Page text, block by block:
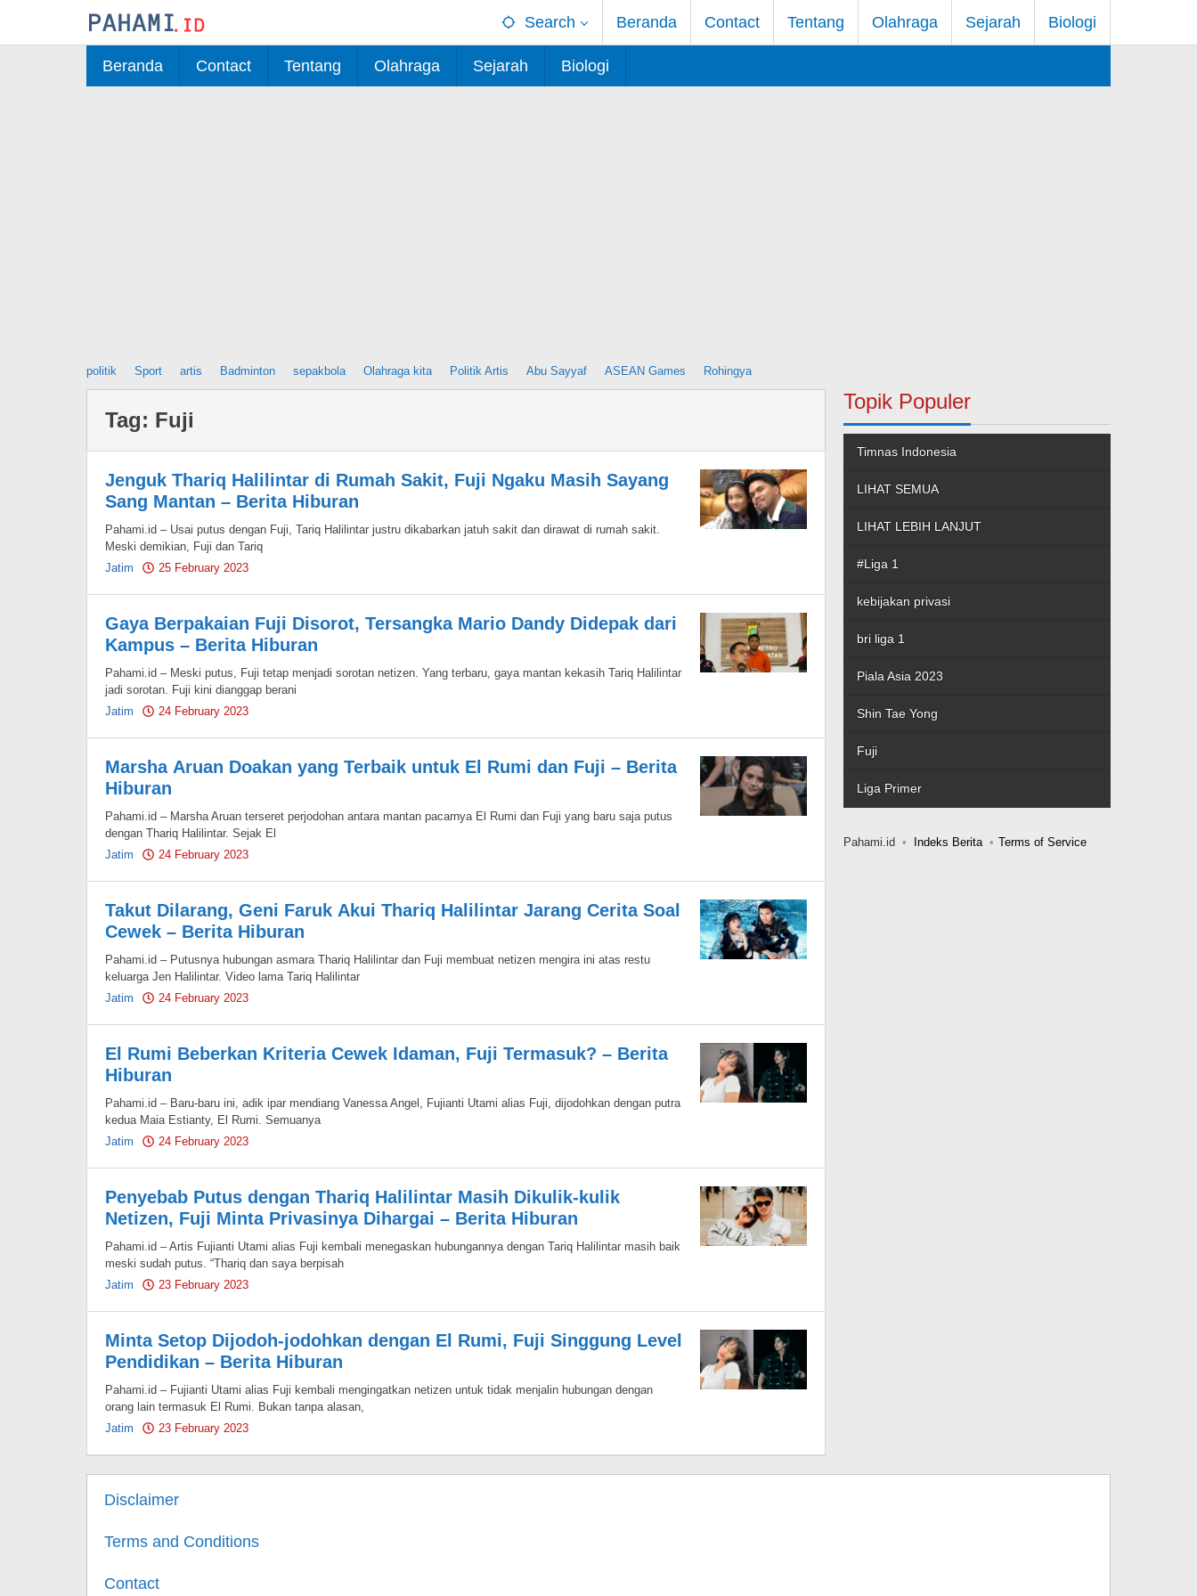
Search Beranda Contact Tentang Olahraga Sejarah Biologi
Beranda Contact Tentang Olahraga Sejarah Biologi
politik Sport artis Badminton sepakbola Olahraga kita Politik Artis Abu Sayyaf ASEAN Games Rohingya
Tag: Fuji
Jenguk Thariq Halilintar di Rumah Sakit, Fuji Ngaku Masih Sayang
Sang Mantan – Berita Hiburan
Pahami.id – Usai putus dengan Fuji, Tariq Halilintar justru dikabarkan jatuh sakit dan dirawat di rumah sakit.
Meski demikian, Fuji dan Tariq
Jatim
25 February 2023
Gaya Berpakaian Fuji Disorot, Tersangka Mario Dandy Didepak dari
Kampus – Berita Hiburan
Pahami.id – Meski putus, Fuji tetap menjadi sorotan netizen. Yang terbaru, gaya mantan kekasih Tariq Halilintar
jadi sorotan. Fuji kini dianggap berani
Jatim
24 February 2023
Marsha Aruan Doakan yang Terbaik untuk El Rumi dan Fuji – Berita
Hiburan
Pahami.id – Marsha Aruan terseret perjodohan antara mantan pacarnya El Rumi dan Fuji yang baru saja putus
dengan Thariq Halilintar. Sejak El
Jatim
24 February 2023
Takut Dilarang, Geni Faruk Akui Thariq Halilintar Jarang Cerita Soal
Cewek – Berita Hiburan
Pahami.id – Putusnya hubungan asmara Thariq Halilintar dan Fuji membuat netizen mengira ini atas restu
keluarga Jen Halilintar. Video lama Tariq Halilintar
Jatim
24 February 2023
El Rumi Beberkan Kriteria Cewek Idaman, Fuji Termasuk? – Berita
Hiburan
Pahami.id – Baru-baru ini, adik ipar mendiang Vanessa Angel, Fujianti Utami alias Fuji, dijodohkan dengan putra
kedua Maia Estianty, El Rumi. Semuanya
Jatim
24 February 2023
Penyebab Putus dengan Thariq Halilintar Masih Dikulik-kulik
Netizen, Fuji Minta Privasinya Dihargai – Berita Hiburan
Pahami.id – Artis Fujianti Utami alias Fuji kembali menegaskan hubungannya dengan Tariq Halilintar masih baik
meski sudah putus. “Thariq dan saya berpisah
Jatim
23 February 2023
Minta Setop Dijodoh-jodohkan dengan El Rumi, Fuji Singgung Level
Pendidikan – Berita Hiburan
Pahami.id – Fujianti Utami alias Fuji kembali mengingatkan netizen untuk tidak menjalin hubungan dengan
orang lain termasuk El Rumi. Bukan tanpa alasan,
Jatim
23 February 2023
Topik Populer
Timnas Indonesia
LIHAT SEMUA
LIHAT LEBIH LANJUT
#Liga 1
kebijakan privasi
bri liga 1
Piala Asia 2023
Shin Tae Yong
Fuji
Liga Primer
Pahami.id Indeks Berita Terms of Service
Disclaimer
Terms and Conditions
Contact